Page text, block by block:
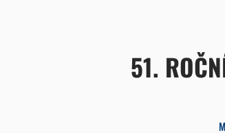
51.